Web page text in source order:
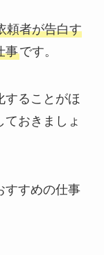
頼者が告白す
事です。
することがほ
おきましょ
すすめの仕事